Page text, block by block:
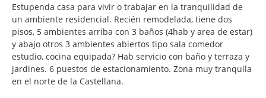
Estupenda casa para vivir o trabajar en la tranquilidad de
un ambiente residencial. Recién remodelada, tiene dos
pisos, 5 ambientes arriba con 3 baños (4hab y area de estar)
y abajo otros 3 ambientes abiertos tipo sala comedor
estudio, cocina equipada? Hab servicio con baño y terraza y
jardines. 6 puestos de estacionamiento. Zona muy tranquila
en el norte de la Castellana.